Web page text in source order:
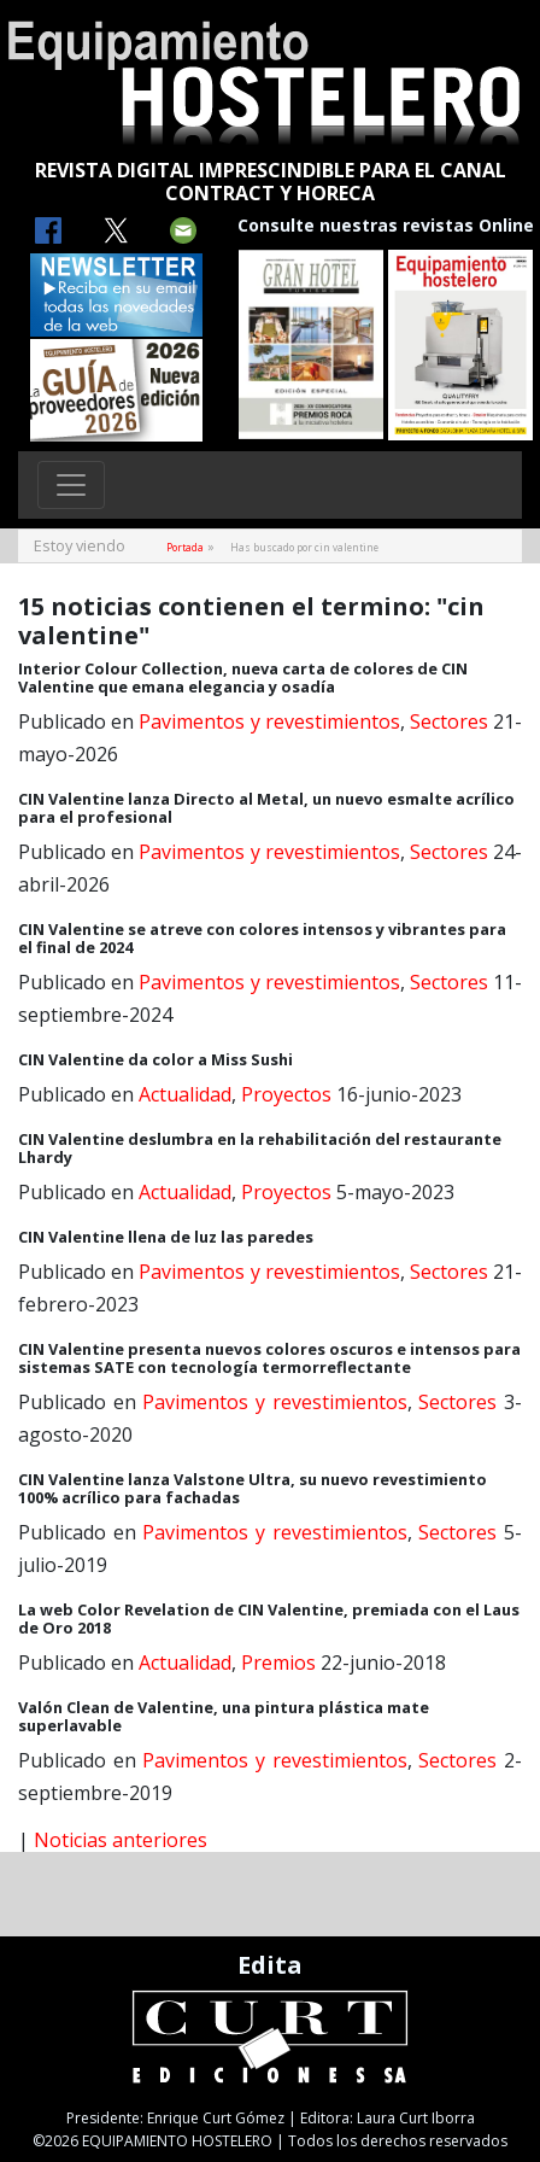
REVISTA DIGITAL IMPRESCINDIBLE PARA EL CANAL
CONTRACT Y HORECA
Consulte nuestras revistas Online
Estoy viendo Portada » Has buscado por cin valentine
15 noticias contienen el termino: "cin
valentine"
Interior Colour Collection, nueva carta de colores de CIN
Valentine que emana elegancia y osadía
Publicado en Pavimentos y revestimientos, Sectores 21-
mayo-2026
CIN Valentine lanza Directo al Metal, un nuevo esmalte acrílico
para el profesional
Publicado en Pavimentos y revestimientos, Sectores 24-
abril-2026
CIN Valentine se atreve con colores intensos y vibrantes para
el final de 2024
Publicado en Pavimentos y revestimientos, Sectores 11-
septiembre-2024
CIN Valentine da color a Miss Sushi
Publicado en Actualidad, Proyectos 16-junio-2023
CIN Valentine deslumbra en la rehabilitación del restaurante
Lhardy
Publicado en Actualidad, Proyectos 5-mayo-2023
CIN Valentine llena de luz las paredes
Publicado en Pavimentos y revestimientos, Sectores 21-
febrero-2023
CIN Valentine presenta nuevos colores oscuros e intensos para
sistemas SATE con tecnología termorreflectante
Publicado en Pavimentos y revestimientos,Sectores 3-
agosto-2020
CIN Valentine lanza Valstone Ultra, su nuevo revestimiento
100% acrílico para fachadas
Publicado en Pavimentos y revestimientos,Sectores 5-
julio-2019
La web Color Revelation de CIN Valentine, premiada con el Laus
de Oro 2018
Publicado en Actualidad, Premios 22-junio-2018
Valón Clean de Valentine, una pintura plástica mate
superlavable
Publicado en Pavimentos y revestimientos,Sectores 2-
septiembre-2019
| Noticias anteriores
Edita
Presidente: Enrique Curt Gómez | Editora: Laura Curt Iborra
©2026 EQUIPAMIENTO HOSTELERO | Todos los derechos reservados